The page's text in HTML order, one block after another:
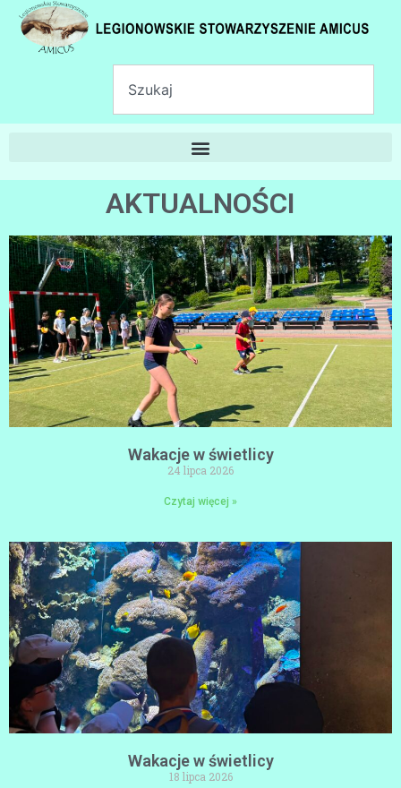
AKTUALNOŚCI
Wakacje w świetlicy
24 lipca 2026
Czytaj więcej »
Wakacje w świetlicy
18 lipca 2026